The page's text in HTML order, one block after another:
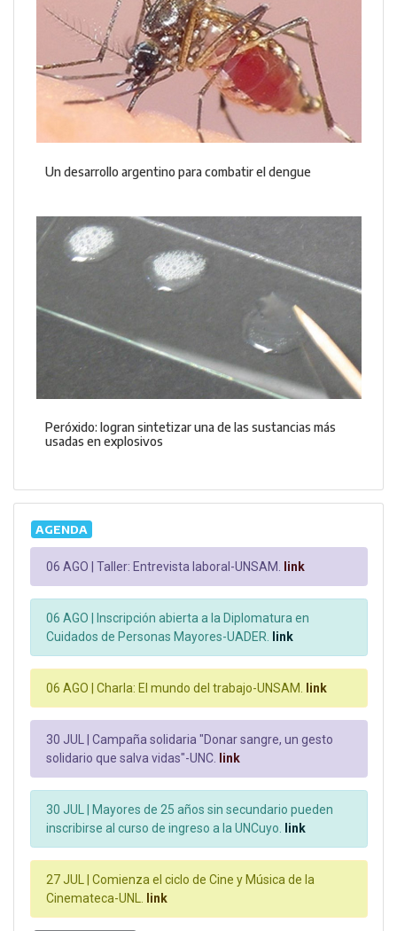
Un desarrollo argentino para combatir el dengue
Peróxido: logran sintetizar una de las sustancias más
usadas en explosivos
AGENDA
06 AGO | Taller: Entrevista laboral-UNSAM. link
06 AGO | Inscripción abierta a la Diplomatura en
Cuidados de Personas Mayores-UADER. link
06 AGO | Charla: El mundo del trabajo-UNSAM. link
30 JUL | Campaña solidaria "Donar sangre, un gesto
solidario que salva vidas"-UNC. link
30 JUL | Mayores de 25 años sin secundario pueden
inscribirse al curso de ingreso a la UNCuyo. link
27 JUL | Comienza el ciclo de Cine y Música de la
Cinemateca-UNL.
link